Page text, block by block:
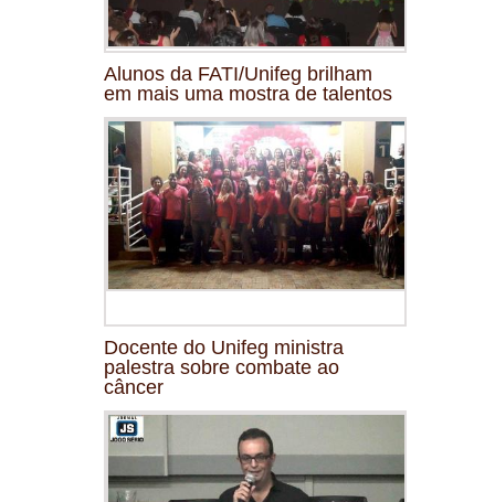
Alunos da FATI/Unifeg brilham
em mais uma mostra de talentos
Docente do Unifeg ministra
palestra sobre combate ao
câncer